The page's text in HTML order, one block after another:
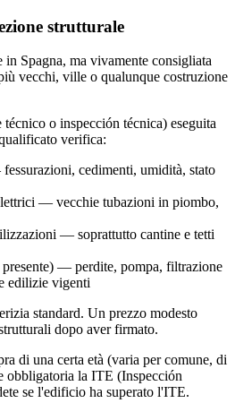
strutturale
Spagna, ma vivamente consigliata
vecchi, ville o qualunque costruzione
o inspección técnica) eseguita
verifica:
cedimenti, umidità, stato
— vecchie tubazioni in piombo,
— soprattutto cantine e tetti
presente) — perdite, pompa, filtrazione
edilizie vigenti
standard. Un prezzo modesto
dopo aver firmato.
di una certa età (varia per comune, di
obbligatoria la ITE (Inspección
se l'edificio ha superato l'ITE.